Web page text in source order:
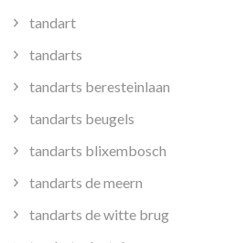
tandart
tandarts
tandarts beresteinlaan
tandarts beugels
tandarts blixembosch
tandarts de meern
tandarts de witte brug